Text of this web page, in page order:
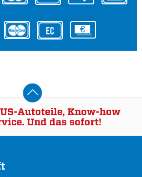
Autoteile, Know-how
Und das sofort!